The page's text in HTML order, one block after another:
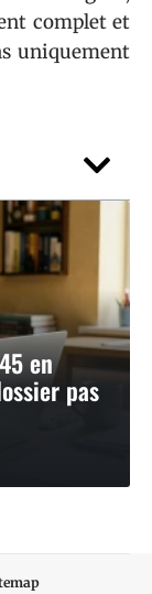
en
pas
complet et
uniquement